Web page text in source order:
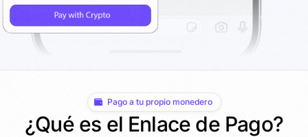
Pago a tu propio monedero
¿Qué es el Enlace de Pago?